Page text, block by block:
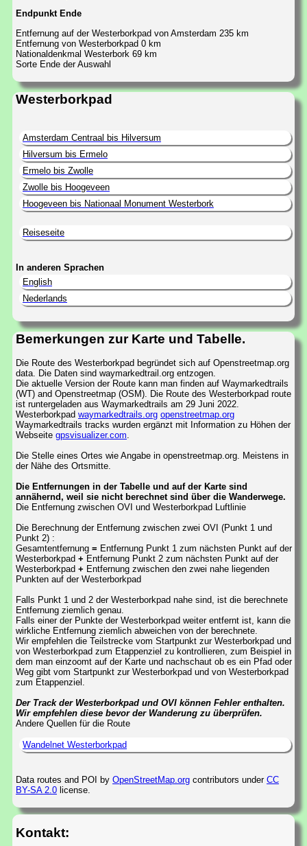
Endpunkt Ende
Entfernung auf der Westerborkpad von Amsterdam 235 km
Entfernung von Westerborkpad 0 km
Nationaldenkmal Westerbork 69 km
Sorte Ende der Auswahl
Westerborkpad
Amsterdam Centraal bis Hilversum
Hilversum bis Ermelo
Ermelo bis Zwolle
Zwolle bis Hoogeveen
Hoogeveen bis Nationaal Monument Westerbork
Reiseseite
In anderen Sprachen
English
Nederlands
Bemerkungen zur Karte und Tabelle.
Die Route des Westerborkpad begründet sich auf Openstreetmap.org
data. Die Daten sind waymarkedtrail.org entzogen.
Die aktuelle Version der Route kann man finden auf Waymarkedtrails
(WT) and Openstreetmap (OSM). Die Route des Westerborkpad route
ist runtergeladen aus Waymarkedtrails am 29 Juni 2022.
Westerborkpad waymarkedtrails.org openstreetmap.org
Waymarkedtrails tracks wurden ergänzt mit Information zu Höhen der
Webseite gpsvisualizer.com
Die Stelle eines Ortes wie Angabe in openstreetmap.org. Meistens in
der Nähe des Ortsmitte.
Die Entfernungen in der Tabelle und auf der Karte sind
annähernd, weil sie nicht berechnet sind über die Wanderwege.
Die Entfernung zwischen OVI und Westerborkpad Luftlinie
Die Berechnung der Entfernung zwischen zwei OVI (Punkt 1 und
Punkt 2) :
Gesamtentfernung = Entfernung Punkt 1 zum nächsten Punkt auf der
Westerborkpad + Entfernung Punkt 2 zum nächsten Punkt auf der
Westerborkpad + Entfernung zwischen den zwei nahe liegenden
Punkten auf der Westerborkpad
Falls Punkt 1 und 2 der Westerborkpad nahe sind, ist die berechnete
Entfernung ziemlich genau.
Falls einer der Punkte der Westerborkpad weiter entfernt ist, kann die
wirkliche Entfernung ziemlich abweichen von der berechnete.
Wir empfehlen die Teilstrecke vom Startpunkt zur Westerborkpad und
von Westerborkpad zum Etappenziel zu kontrollieren, zum Beispiel in
dem man einzoomt auf der Karte und nachschaut ob es ein Pfad oder
Weg gibt vom Startpunkt zur Westerborkpad und von Westerborkpad
zum Etappenziel.
Der Track der Westerborkpad und OVI können Fehler enthalten.
Wir empfehlen diese bevor der Wanderung zu überprüfen.
Andere Quellen für die Route
Wandelnet Westerborkpad
Data routes and POI by OpenStreetMap.org contributors under CC
BY-SA 2.0 license.
Kontakt: